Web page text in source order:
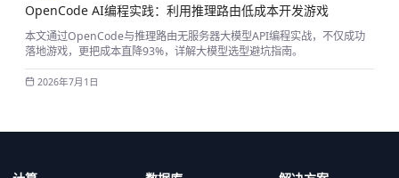
OpenCode AI编程实践：利用推理路由低成本开发游戏
本文通过OpenCode与推理路由无服务器大模型API编程实战，不仅成功
落地游戏，更把成本直降93%，详解大模型选型避坑指南。
2026年7月1日